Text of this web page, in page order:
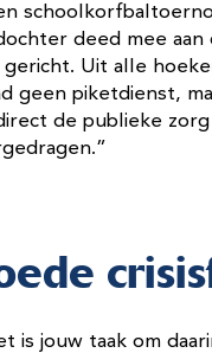
deed mee aan
gericht. Uit alle
geen piketdienst,
de publieke zorg
is jouw taak om